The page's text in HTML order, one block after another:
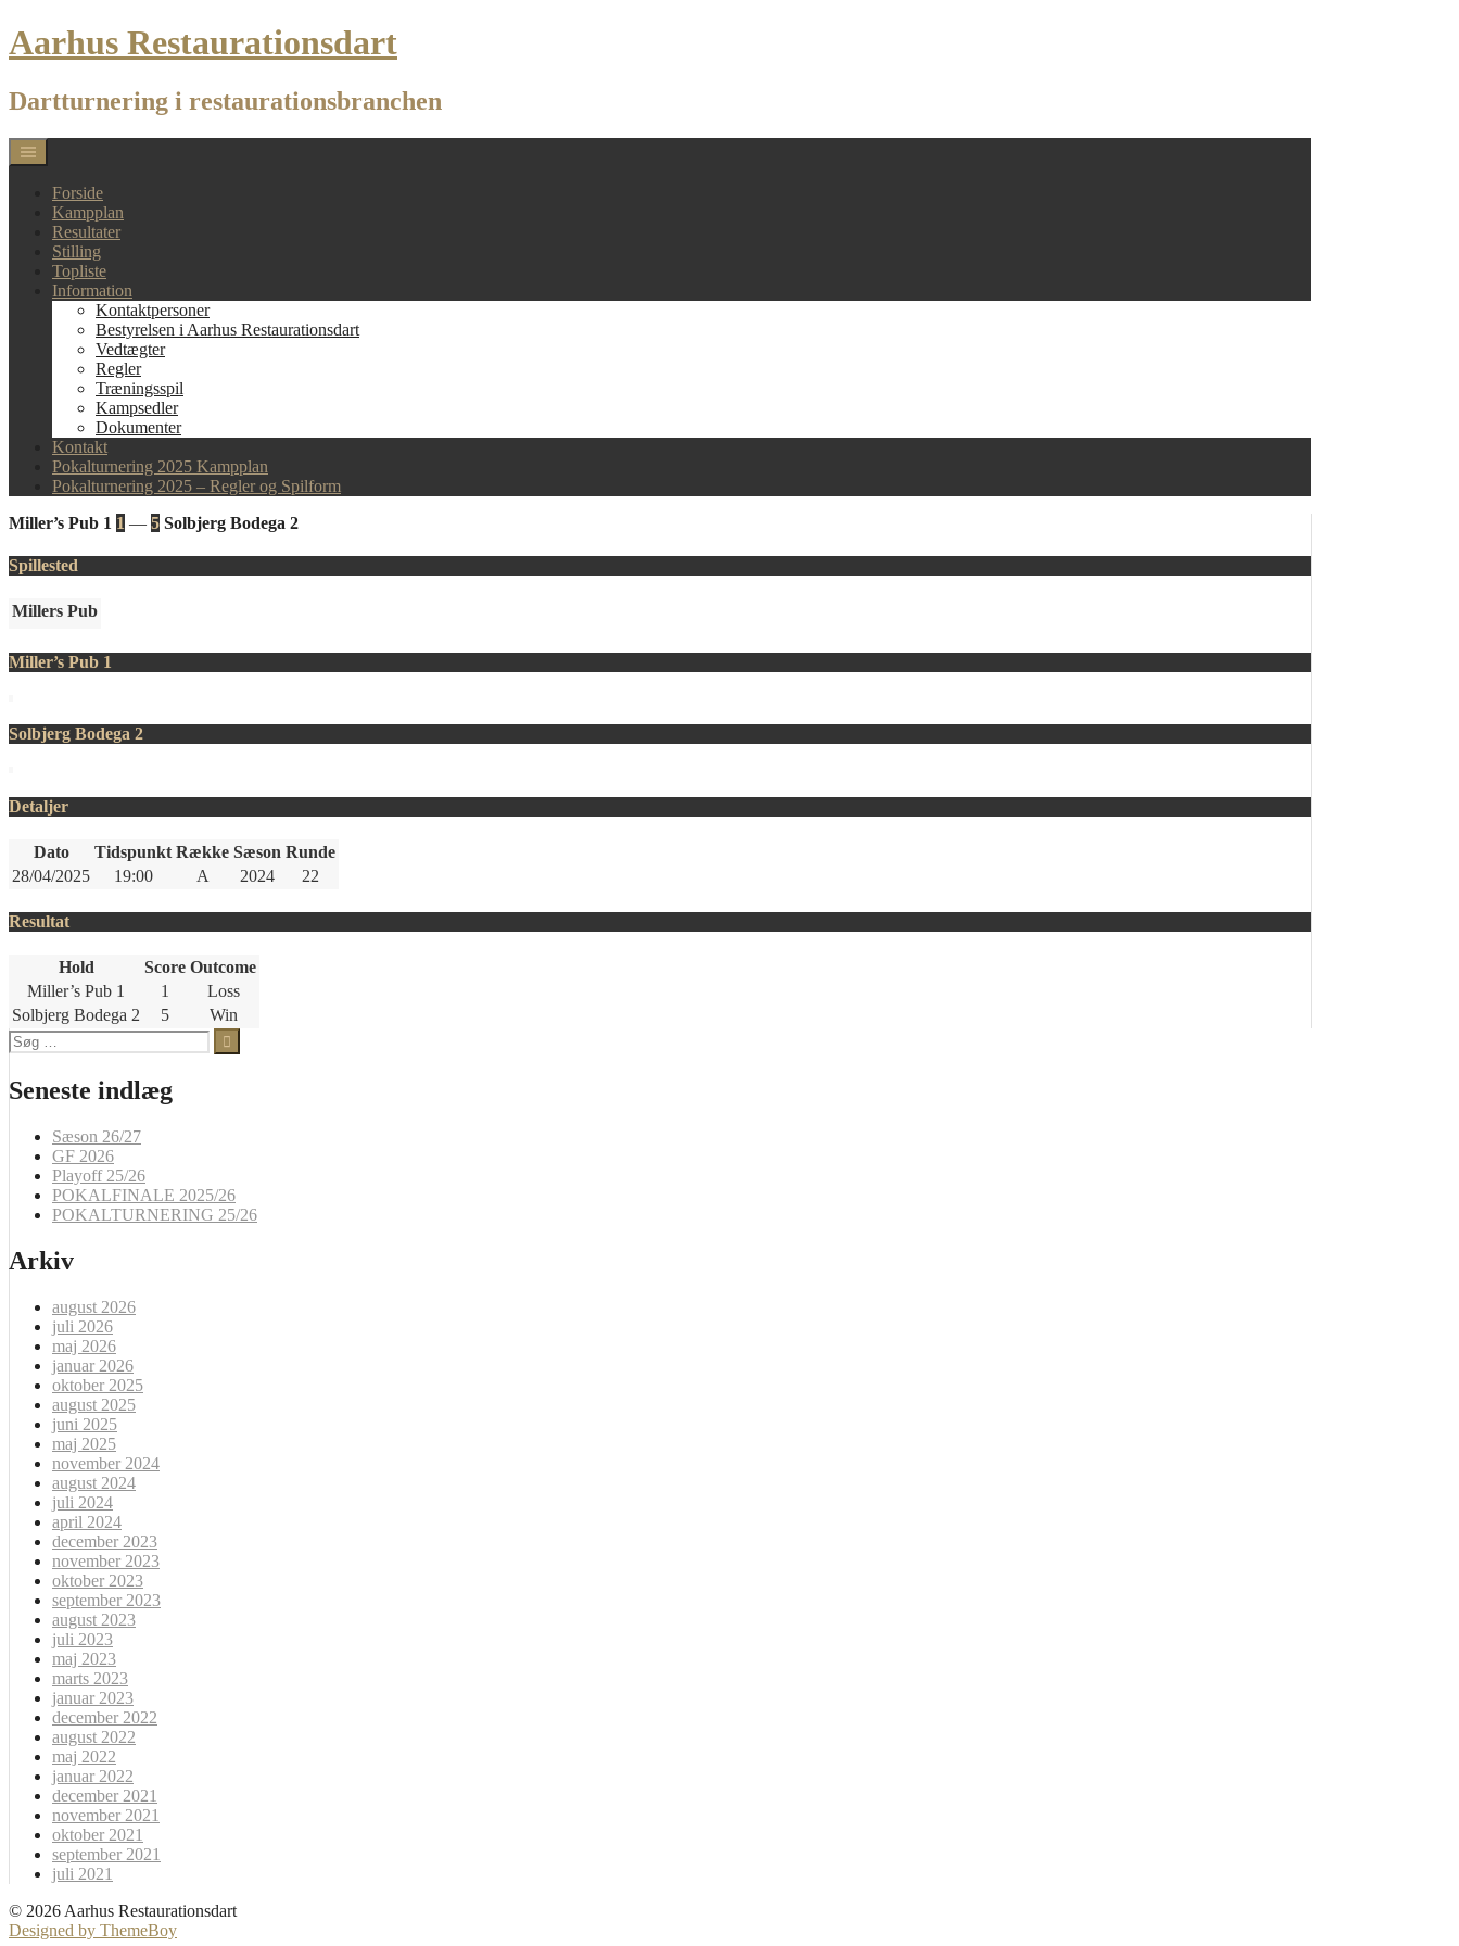
Skip
to
Aarhus Restaurationsdart
Dartturnering i restaurationsbranchen
Forside
Kampplan
Resultater
Stilling
Topliste
Information
Kontaktpersoner
Bestyrelsen i Aarhus Restaurationsdart
Vedtægter
Regler
Træningsspil
Kampsedler
Dokumenter
Kontakt
Pokalturnering 2025 Kampplan
Pokalturnering 2025 – Regler og Spilform
Miller’s Pub 1 1 — 5 Solbjerg Bodega 2
Spillested
Millers Pub
Miller’s Pub 1
Solbjerg Bodega 2
Detaljer
Dato Tidspunkt Række Sæson Runde
28/04/2025
19:00 A 2024 22
Resultat
Hold Score Outcome
Miller’s Pub 1
1
Loss
Solbjerg Bodega 2
5
Win
Søg
efter:
Seneste indlæg
Sæson 26/27
GF 2026
Playoff 25/26
POKALFINALE 2025/26
POKALTURNERING 25/26
Arkiv
august 2026
juli 2026
maj 2026
januar 2026
oktober 2025
august 2025
juni 2025
maj 2025
november 2024
august 2024
juli 2024
april 2024
december 2023
november 2023
oktober 2023
september 2023
august 2023
juli 2023
maj 2023
marts 2023
januar 2023
december 2022
august 2022
maj 2022
januar 2022
december 2021
november 2021
oktober 2021
september 2021
juli 2021
© 2026 Aarhus Restaurationsdart
Designed by ThemeBoy